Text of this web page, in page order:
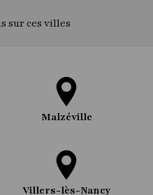
sur ces villes
Malzéville
Villers-lès-Nancy